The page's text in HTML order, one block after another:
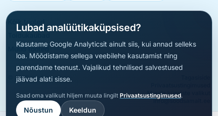
Muud tooted
© 2026 soodsamalt.ee
Muuda küpsiste valikut
info@soodsamalt.ee
Lubad analüütikaküpsised?
Kasutame Google Analyticsit ainult siis, kui annad selleks
loa. Mõõdistame sellega veebilehe kasutamist ning
parendame teenust. Vajalikud tehnilised salvestused
jäävad alati sisse.
Saad oma valikult hiljem muuta lingilt Privaatsustingimused.
Nõustun Keeldun